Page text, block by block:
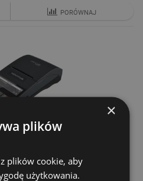
PORÓWNAJ
NOVITUS DEON ONLINE
×
plików
plików cookie, aby
użytkowania.